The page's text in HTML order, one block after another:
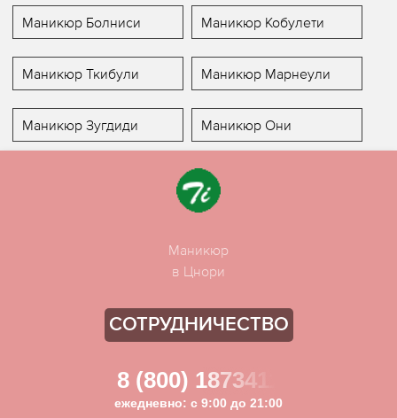
Маникюр Болниси Маникюр Кобулети
Маникюр Ткибули Маникюр Марнеули
Маникюр Зугдиди Маникюр Они
Маникюр
в Цнори
СОТРУДНИЧЕСТВО
8 (800) 1873411
ежедневно: с 9:00 до 21:00